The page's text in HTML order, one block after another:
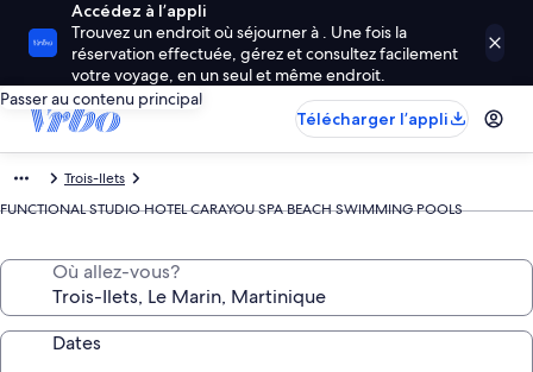
Accédez à l’appli
Trouvez un endroit où séjourner à . Une fois la
réservation effectuée, gérez et consultez facilement
votre voyage, en un seul et même endroit.
Passer au contenu principal
Télécharger l’appli
Trois-Ilets
FUNCTIONAL STUDIO HOTEL CARAYOU SPA BEACH SWIMMING POOLS
Où allez-vous?
Dates